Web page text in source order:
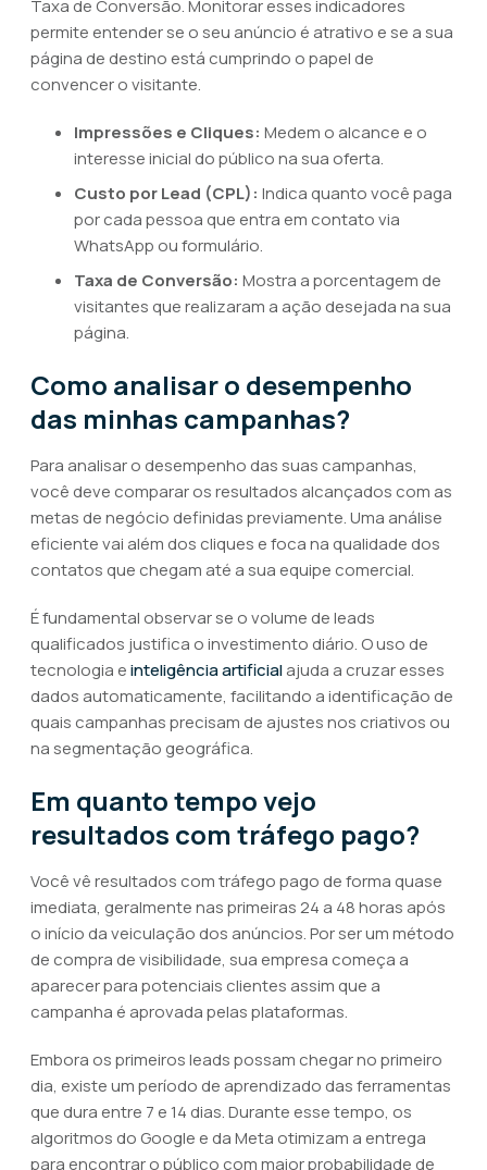
Taxa de Conversão. Monitorar esses indicadores
permite entender se o seu anúncio é atrativo e se a sua
página de destino está cumprindo o papel de
convencer o visitante.
Impressões e Cliques: Medem o alcance e o
interesse inicial do público na sua oferta.
Custo por Lead (CPL): Indica quanto você paga
por cada pessoa que entra em contato via
WhatsApp ou formulário.
Taxa de Conversão: Mostra a porcentagem de
visitantes que realizaram a ação desejada na sua
página.
Como analisar o desempenho
das minhas campanhas?
Para analisar o desempenho das suas campanhas,
você deve comparar os resultados alcançados com as
metas de negócio definidas previamente. Uma análise
eficiente vai além dos cliques e foca na qualidade dos
contatos que chegam até a sua equipe comercial.
É fundamental observar se o volume de leads
qualificados justifica o investimento diário. O uso de
tecnologia einteligência artificialajuda a cruzar esses
dados automaticamente, facilitando a identificação de
quais campanhas precisam de ajustes nos criativos ou
na segmentação geográfica.
Em quanto tempo vejo
resultados com tráfego pago?
Você vê resultados com tráfego pago de forma quase
imediata, geralmente nas primeiras 24 a 48 horas após
o início da veiculação dos anúncios. Por ser um método
de compra de visibilidade, sua empresa começa a
aparecer para potenciais clientes assim que a
campanha é aprovada pelas plataformas.
Embora os primeiros leads possam chegar no primeiro
dia, existe um período de aprendizado das ferramentas
que dura entre 7 e 14 dias. Durante esse tempo, os
algoritmos do Google e da Meta otimizam a entrega
para encontrar o público com maior probabilidade de